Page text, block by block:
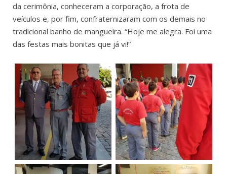
da cerimônia, conheceram a corporação, a frota de
veículos e, por fim, confraternizaram com os demais no
tradicional banho de mangueira. “Hoje me alegra. Foi uma
das festas mais bonitas que já vi!”